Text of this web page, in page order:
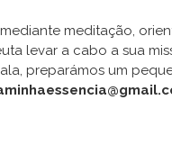
meditação,
levar a cabo a sua
preparámos um